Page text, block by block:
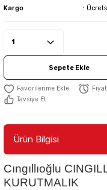
Kargo
Sepete Ekle
Tavsiye Et
Ürün Bilgisi
Cıngıllıoğlu
KURUTMALIK